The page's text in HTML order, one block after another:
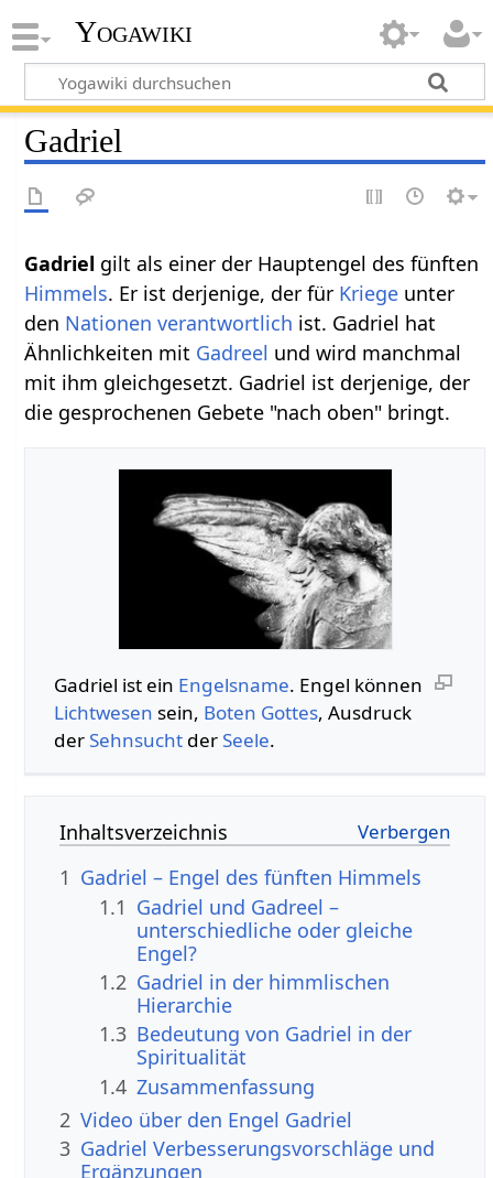
Yogawiki
Gadriel
Gadriel gilt als einer der Hauptengel des fünften
Himmels. Er ist derjenige, der für Kriege unter
den Nationen verantwortlich ist. Gadriel hat
Ähnlichkeiten mit Gadreel und wird manchmal
mit ihm gleichgesetzt. Gadriel ist derjenige, der
die gesprochenen Gebete "nach oben" bringt.
Gadriel ist ein Engelsname. Engel können
Lichtwesen sein, Boten Gottes, Ausdruck
der Sehnsuchtder Seele.
Inhaltsverzeichnis
1 Gadriel – Engel des fünften Himmels
1.1 Gadriel und Gadreel –
unterschiedliche oder gleiche
Engel?
1.2 Gadriel in der himmlischen
Hierarchie
1.3 Bedeutung von Gadriel in der
Spiritualität
1.4 Zusammenfassung
2 Video über den Engel Gadriel
3 Gadriel Verbesserungsvorschläge und
Ergänzungen